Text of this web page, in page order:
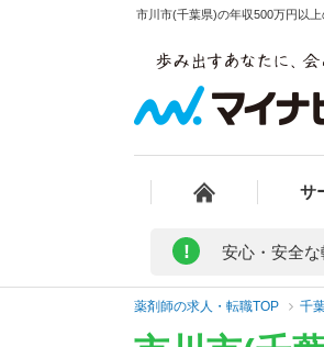
市川市(千葉県)の年収500万円以
サ
! 安心・安全な
薬剤師の求人・転職TOP 千